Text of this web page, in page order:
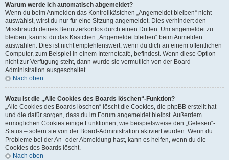
Warum werde ich automatisch abgemeldet?
Wenn du beim Anmelden das Kontrollkästchen „Angemeldet bleiben“ nicht
auswählst, wirst du nur für eine Sitzung angemeldet. Dies verhindert den
Missbrauch deines Benutzerkontos durch einen Dritten. Um angemeldet zu
bleiben, kannst du das Kästchen „Angemeldet bleiben“ beim Anmelden
auswählen. Dies ist nicht empfehlenswert, wenn du dich an einem öffentlichen
Computer, zum Beispiel in einem Internetcafé, befindest. Wenn diese Option
nicht zur Verfügung steht, dann wurde sie vermutlich von der Board-
Administration ausgeschaltet.
Nach oben
Wozu ist die „Alle Cookies des Boards löschen“-Funktion?
„Alle Cookies des Boards löschen“ löscht die Cookies, die phpBB erstellt hat
und die dafür sorgen, dass du im Forum angemeldet bleibst. Außerdem
ermöglichen Cookies einige Funktionen, wie beispielsweise den „Gelesen“-
Status – sofern sie von der Board-Administration aktiviert wurden. Wenn du
Probleme bei der An- oder Abmeldung hast, kann es helfen, wenn du die
Cookies des Boards löscht.
Nach oben